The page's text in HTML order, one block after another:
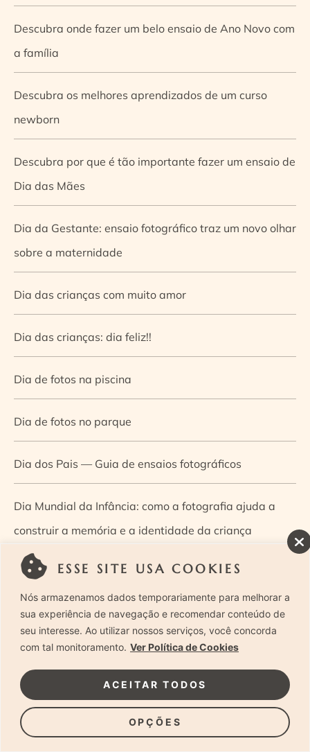
ESSE SITE USA COOKIES
Nós armazenamos dados temporariamente para melhorar a
sua experiência de navegação e recomendar conteúdo de
seu interesse. Ao utilizar nossos serviços, você concorda
com tal monitoramento. Ver Política de Cookies
OPÇÕES
ACEITAR TODOS
Descubra onde fazer um belo ensaio de Ano Novo com
a família
Descubra os melhores aprendizados de um curso
newborn
Descubra por que é tão importante fazer um ensaio de
Dia das Mães
Dia da Gestante: ensaio fotográfico traz um novo olhar
sobre a maternidade
Dia das crianças com muito amor
Dia das crianças: dia feliz!!
Dia de fotos na piscina
Dia de fotos no parque
Dia dos Pais — Guia de ensaios fotográficos
Dia Mundial da Infância: como a fotografia ajuda a
construir a memória e a identidade da criança
Diário de uma grávida e sua pequena
Dica de especialista: como otimizar o fluxo de trabalho
no ensaio newborn?
Dica de especialista: qual o melhor guia de poses para
fotografia newborn?